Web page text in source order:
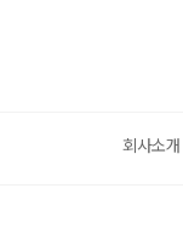
회사소개